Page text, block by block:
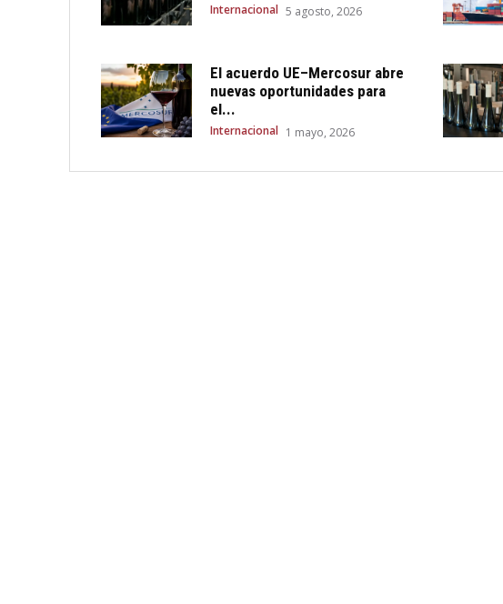
Internacional 5 agosto, 2026
El acuerdo UE–Mercosur abre
nuevas oportunidades para
el...
Internacional 1 mayo, 2026